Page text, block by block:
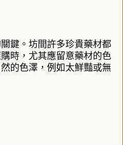
鍵。坊間許多珍貴藥材都
時，尤其應留意藥材的色
的色澤，例如太鮮豔或無